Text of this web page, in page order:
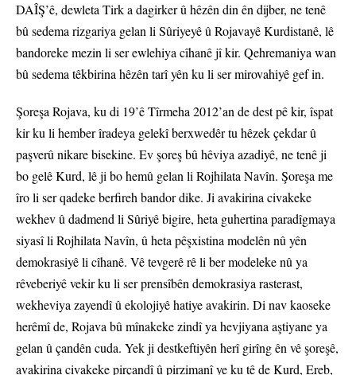
DAÎŞ’ê, dewleta Tirk a dagirker û hêzên din ên dijber, ne tenê
bû sedema rizgariya gelan li Sûriyeyê û Rojavayê Kurdistanê, lê
bandoreke mezin li ser ewlehiya cîhanê jî kir. Qehremaniya wan
bû sedema têkbirina hêzên tarî yên ku li ser mirovahiyê gef in.
Şoreşa Rojava, ku di 19’ê Tîrmeha 2012’an de dest pê kir, îspat
kir ku li hember îradeya gelekî berxwedêr tu hêzek çekdar û
paşverû nikare bisekine. Ev şoreş bû hêviya azadiyê, ne tenê ji
bo gelê Kurd, lê ji bo hemû gelan li Rojhilata Navîn. Şoreşa me
îro li ser qadeke berfireh bandor dike. Ji avakirina civakeke
wekhev û dadmend li Sûriyê bigire, heta guhertina paradîgmaya
siyasî li Rojhilata Navîn, û heta pêşxistina modelên nû yên
demokrasiyê li cîhanê. Vê tevgerê rê li ber modeleke nû ya
rêveberiyê vekir ku li ser prensîbên demokrasiya rasterast,
wekheviya zayendî û ekolojiyê hatiye avakirin. Di nav kaoseke
herêmî de, Rojava bû mînakeke zindî ya hevjiyana aştiyane ya
gelan û çandên cuda. Yek ji destkeftiyên herî girîng ên vê şoreşê,
avakirina civakeke pirçandî û pirzimanî ye ku tê de Kurd, Ereb,